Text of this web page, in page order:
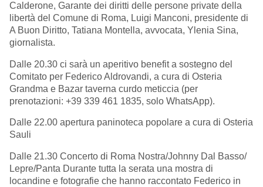
Calderone, Garante dei diritti delle persone private della
libertà del Comune di Roma, Luigi Manconi, presidente di
A Buon Diritto, Tatiana Montella, avvocata, Ylenia Sina,
giornalista.
Dalle 20.30 ci sarà un aperitivo benefit a sostegno del
Comitato per Federico Aldrovandi, a cura di Osteria
Grandma e Bazar taverna curdo meticcia (per
prenotazioni: +39 339 461 1835, solo WhatsApp).
Dalle 22.00 apertura paninoteca popolare a cura di Osteria
Sauli
Dalle 21.30 Concerto di Roma Nostra/Johnny Dal Basso/
Lepre/Panta Durante tutta la serata una mostra di
locandine e fotografie che hanno raccontato Federico in